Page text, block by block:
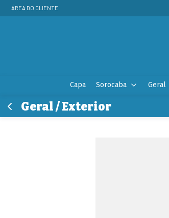
ÁREA DO CLIENTE
Capa Sorocaba Geral
Geral / Exterior